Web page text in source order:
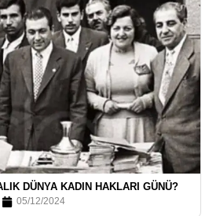
DÜNYA KADIN HAKLARI GÜNÜ?
05/12/2024